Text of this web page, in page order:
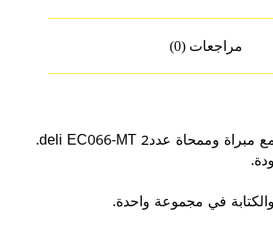
مراجعات (0)
في مجموعة واحدة.